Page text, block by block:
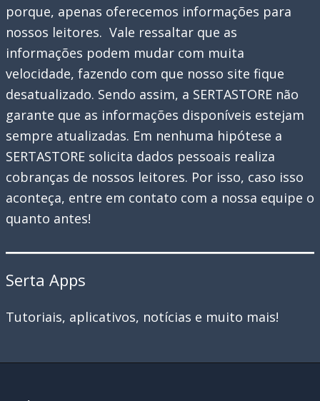
porque, apenas oferecemos informações para
nossos leitores. Vale ressaltar que as
informações podem mudar com muita
velocidade, fazendo com que nosso site fique
desatualizado. Sendo assim, a SERTASTORE não
garante que as informações disponíveis estejam
sempre atualizadas. Em nenhuma hipótese a
SERTASTORE solicita dados pessoais realiza
cobranças de nossos leitores. Por isso, caso isso
aconteça, entre em contato com a nossa equipe o
quanto antes!
Serta Apps
Tutoriais, aplicativos, notícias e muito mais!